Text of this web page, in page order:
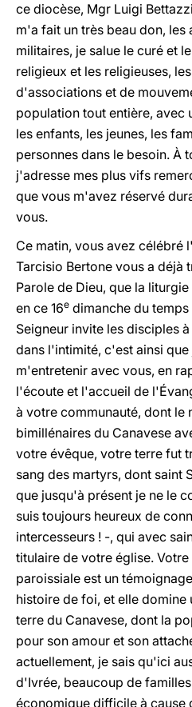
ce diocèse, Mgr Luigi
m'a fait un très beau don, les
militaires, je salue le curé et
religieux et les religieuses,
d'associations et de
population tout entière, avec
les enfants, les jeunes, les
personnes dans le besoin. À
j'adresse mes plus vifs
que vous m'avez réservé
vous.
Ce matin, vous avez célébré
Tarcisio Bertone vous a déjà
Parole de Dieu, que la
en ce 16e dimanche du
Seigneur invite les disciples
dans l'intimité, c'est ainsi
m'entretenir avec vous, en
l'écoute et l'accueil de
à votre communauté, dont le
bimillénaires du Canavese
votre évêque, votre terre fut
sang des martyrs, dont saint
que jusqu'à présent je ne le
suis toujours heureux de
intercesseurs ! -, qui avec
titulaire de votre église.
paroissiale est un
histoire de foi, et elle domine
terre du Canavese, dont la
pour son amour et son
actuellement, je sais qu'ici
d'Ivrée, beaucoup de
économique difficile à cause